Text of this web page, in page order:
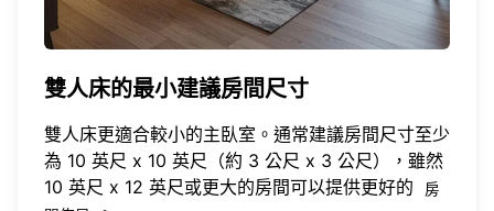
雙人床的最小建議房間尺寸
雙人床更適合較小的主臥室。通常建議房間尺寸至少
為 10 英尺 x 10 英尺（約 3 公尺 x 3 公尺），雖然
10 英尺 x 12 英尺或更大的房間可以提供更好的
房